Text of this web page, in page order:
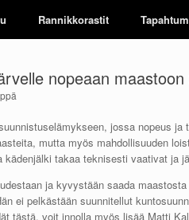
Rannikkorastit
nopeaan maastoon
jossa nopeus
mutta myös mahdollisuuden
kädenjälki takaa teknisesti vaativat ja
ja kyvystään saada
ei pelkästään suunnitellut
tästä, voit innolla myös lisää Matti